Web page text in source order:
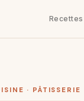
Recettes
· PÂTISSERIE